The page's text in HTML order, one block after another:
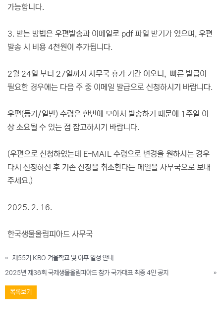
가능합니다.
3. 받는 방법은 우편발송과 이메일로 pdf 파일 받기가 있으며, 우편
발송 시 비용 4천원이 추가됩니다.
2월 24일 부터 27일까지 사무국 휴가 기간 이오니, 빠른 발급이
필요한 경우에는 다음 주 중 이메일 발급으로 신청하시기 바랍니다.
우편(등기/일반) 수령은 한번에 모아서 발송하기 때문에 1주일 이
상 소요될 수 있는 점 참고하시기 바랍니다.
(우편으로 신청하였는데 E-MAIL 수령으로 변경을 원하시는 경우
다시 신청하신 후 기존 신청을 취소한다는 메일을 사무국으로 보내
주세요.)
2025. 2. 16.
한국생물올림피아드 사무국
« 제55기 KBO 겨울학교 및 이후 일정 안내
2025년 제36회 국제생물올림피아드 참가 국가대표 최종 4인 공지
»
목록보기